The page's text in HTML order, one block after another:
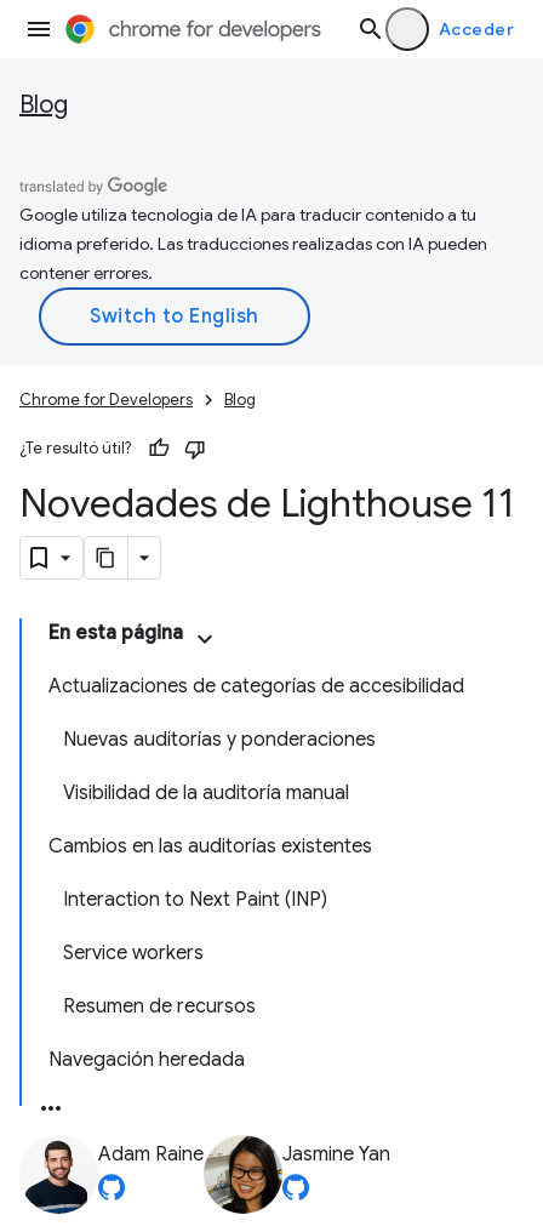
Acceder
Blog
Google utiliza tecnología de IA para traducir contenido a tu
idioma preferido. Las traducciones realizadas con IA pueden
contener errores.
Chrome for Developers Blog
¿Te resultó útil?
Novedades de Lighthouse 11
En esta página
Actualizaciones de categorías de accesibilidad
Nuevas auditorías y ponderaciones
Visibilidad de la auditoría manual
Cambios en las auditorías existentes
Interaction to Next Paint (INP)
Service workers
Resumen de recursos
Navegación heredada
Adam Raine Jasmine Yan